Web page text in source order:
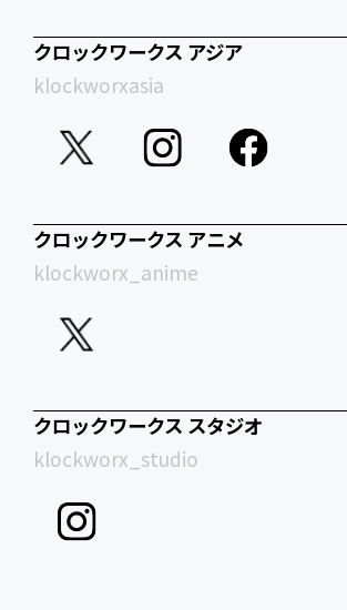
クロックワークス アジア
klockworxasia
クロックワークス アニメ
klockworx_anime
クロックワークス スタジオ
klockworx_studio